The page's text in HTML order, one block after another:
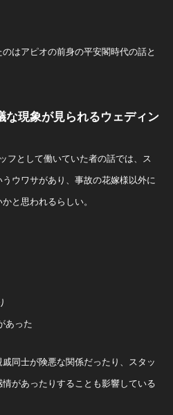
はアピオの前身の平安閣時代の話と
な現象が見られるウェディン
フとして働いていた者の話では、ス
ウワサがあり、事故の花嫁様以外に
と思われるらしい。
あった
同士が険悪な関係だったり、スタッ
があったりすることも影響している